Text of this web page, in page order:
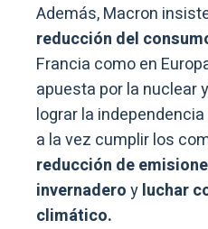
Además, Macron
reducción del
Francia como en
apuesta por la nuclear
lograr la
a la vez cumplir los
reducción de
invernaderoyluchar
climático.